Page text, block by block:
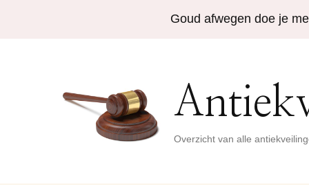
Goud afwegen doe je
Overzicht van alle